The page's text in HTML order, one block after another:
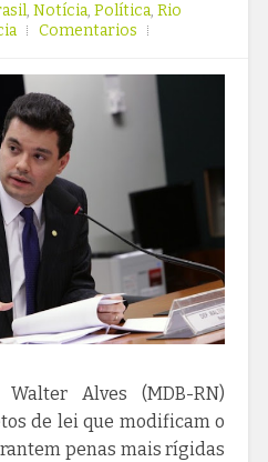
, Notícia, Política, Rio
Comentarios
Alves (MDB-RN)
de lei que modificam o
penas mais rígidas